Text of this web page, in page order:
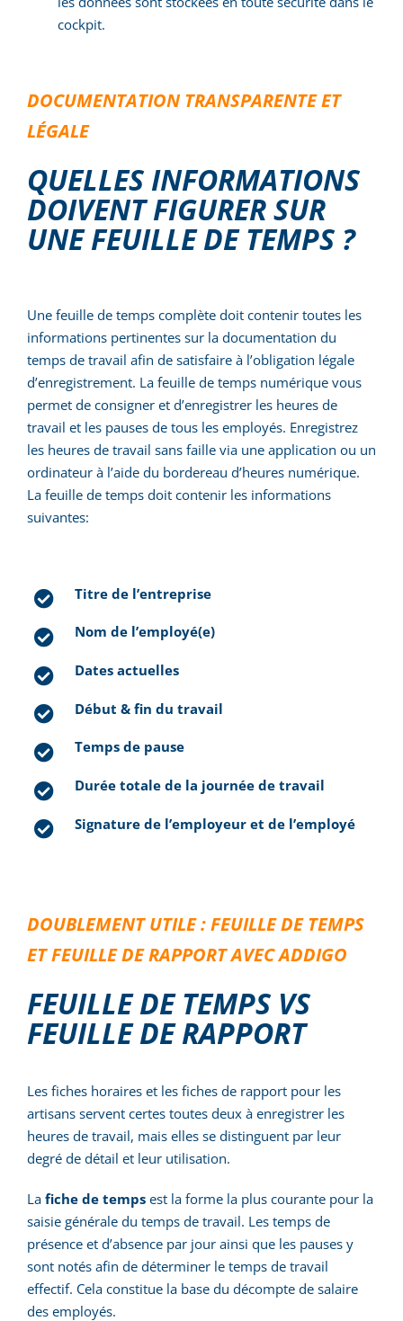
cockpit.
DOCUMENTATION TRANSPARENTE ET
LÉGALE
QUELLES INFORMATIONS
DOIVENT FIGURER SUR
UNE FEUILLE DE TEMPS ?
Une feuille de temps complète doit contenir toutes les
informations pertinentes sur la documentation du
temps de travail afin de satisfaire à l’obligation légale
d’enregistrement. La feuille de temps numérique vous
permet de consigner et d’enregistrer les heures de
travail et les pauses de tous les employés. Enregistrez
les heures de travail sans faille via une application ou un
ordinateur à l’aide du bordereau d’heures numérique.
La feuille de temps doit contenir les informations
suivantes:
Titre de l’entreprise
Nom de l’employé(e)
Dates actuelles
Début & fin du travail
Temps de pause
Durée totale de la journée de travail
Signature de l’employeur et de l’employé
DOUBLEMENT UTILE : FEUILLE DE TEMPS
ET FEUILLE DE RAPPORT AVEC ADDIGO
FEUILLE DE TEMPS VS
FEUILLE DE RAPPORT
Les fiches horaires et les fiches de rapport pour les
artisans servent certes toutes deux à enregistrer les
heures de travail, mais elles se distinguent par leur
degré de détail et leur utilisation.
La fiche de tempsest la forme la plus courante pour la
saisie générale du temps de travail. Les temps de
présence et d’absence par jour ainsi que les pauses y
sont notés afin de déterminer le temps de travail
effectif. Cela constitue la base du décompte de salaire
des employés.